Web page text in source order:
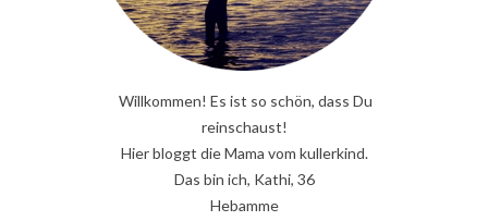
Willkommen! Es ist so schön, dass Du
reinschaust!
Hier bloggt die Mama vom kullerkind.
Das bin ich, Kathi, 36
Hebamme